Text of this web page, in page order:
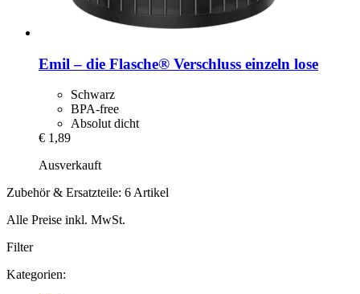
Emil – die Flasche® Verschluss einzeln lose
Schwarz
BPA-free
Absolut dicht
€ 1,89
Ausverkauft
Zubehör & Ersatzteile: 6 Artikel
Alle Preise inkl. MwSt.
Filter
Kategorien: